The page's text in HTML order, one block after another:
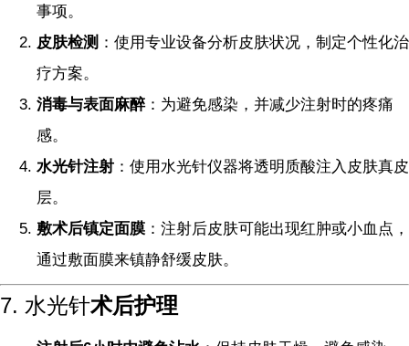
事项。
皮肤检测 ：使用专业设备分析皮肤状况，制定个性化治
疗方案。
消毒与表面麻醉：为避免感染，并减少注射时的疼痛
感。
水光针注射 ：使用水光针仪器将透明质酸注入皮肤真皮
层。
敷术后镇定面膜 ：注射后皮肤可能出现红肿或小血点，
通过敷面膜来镇静舒缓皮肤。
7. 水光针术后护理